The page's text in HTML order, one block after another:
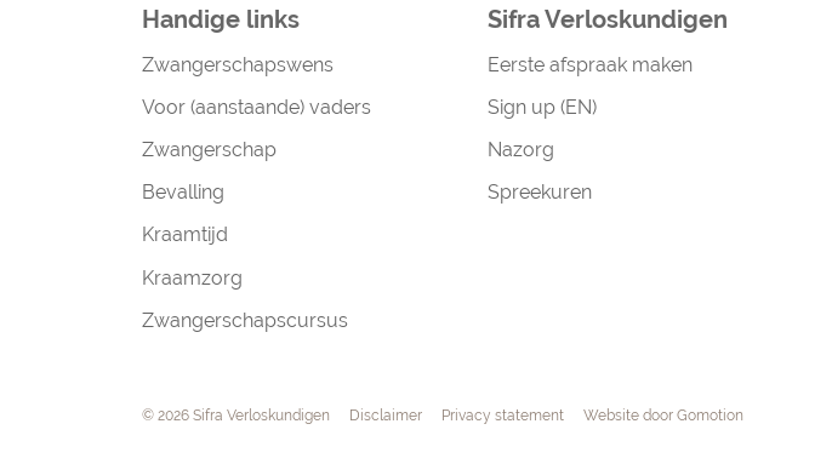
Handige links
Zwangerschapswens
Voor (aanstaande) vaders
Zwangerschap
Bevalling
Kraamtijd
Kraamzorg
Zwangerschapscursus
Sifra Verloskundigen
Eerste afspraak maken
Sign up (EN)
Nazorg
Spreekuren
Navigation
© 2026 Sifra Verloskundigen Disclaimer Privacy statement Website door Gomotion